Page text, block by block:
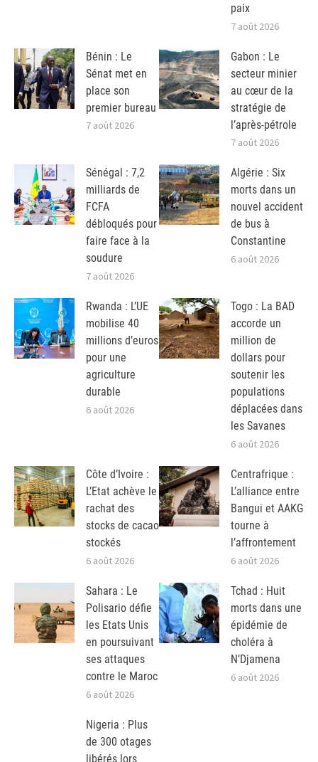
paix
7 août 2026
Bénin : Le
Sénat met en
place son
premier bureau
7 août 2026
Gabon : Le
secteur minier
au cœur de la
stratégie de
l’après-pétrole
7 août 2026
Sénégal : 7,2
milliards de
FCFA
débloqués pour
faire face à la
soudure
7 août 2026
Algérie : Six
morts dans un
nouvel accident
de bus à
Constantine
6 août 2026
Rwanda : L’UE
mobilise 40
millions d’euros
pour une
agriculture
durable
6 août 2026
Togo : La BAD
accorde un
million de
dollars pour
soutenir les
populations
déplacées dans
les Savanes
6 août 2026
Côte d’Ivoire :
L’Etat achève le
rachat des
stocks de cacao
stockés
6 août 2026
Centrafrique :
L’alliance entre
Bangui et AAKG
tourne à
l’affrontement
6 août 2026
Sahara : Le
Polisario défie
les Etats Unis
en poursuivant
ses attaques
contre le Maroc
6 août 2026
Tchad : Huit
morts dans une
épidémie de
choléra à
N’Djamena
6 août 2026
Nigeria : Plus
de 300 otages
libérés lors